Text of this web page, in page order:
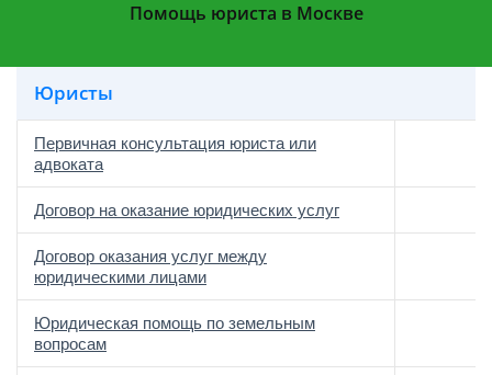
Помощь юриста в Москве
Юристы
Первичная консультация юриста или
адвоката
Договор на оказание юридических услуг
Договор оказания услуг между
юридическими лицами
Юридическая помощь по земельным
вопросам